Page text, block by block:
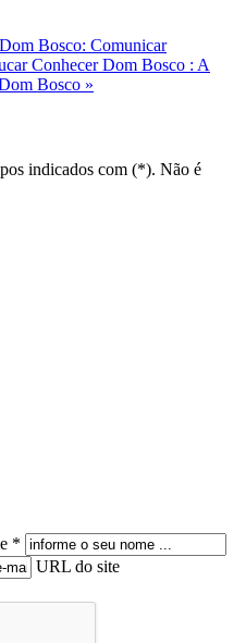
Bosco: Comunicar
Conhecer Dom Bosco : A
Bosco »
indicados com (*). Não é
*
URL do site